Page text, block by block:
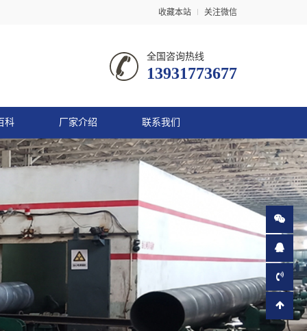
收藏本站 关注微信
全国咨询热线
13931773677
科 厂家介绍 联系我们